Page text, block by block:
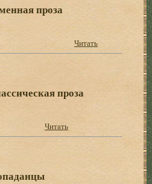
проза
Читать
проза
Читать